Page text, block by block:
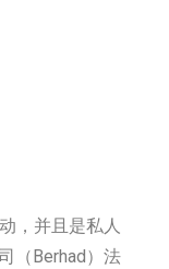
，并且是私人
（Berhad）法